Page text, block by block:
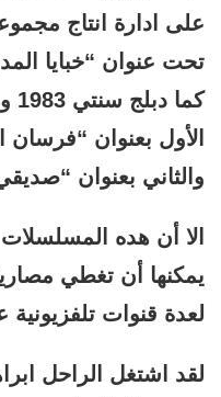
على ادارة انتاج
تحت عنوان “خبايا
والثاني بعنوان “صديقي
الا أن هده
يمكنها أن تغطي
لعدة قنوات تلفزيونية
لقد اشتغل الراحل